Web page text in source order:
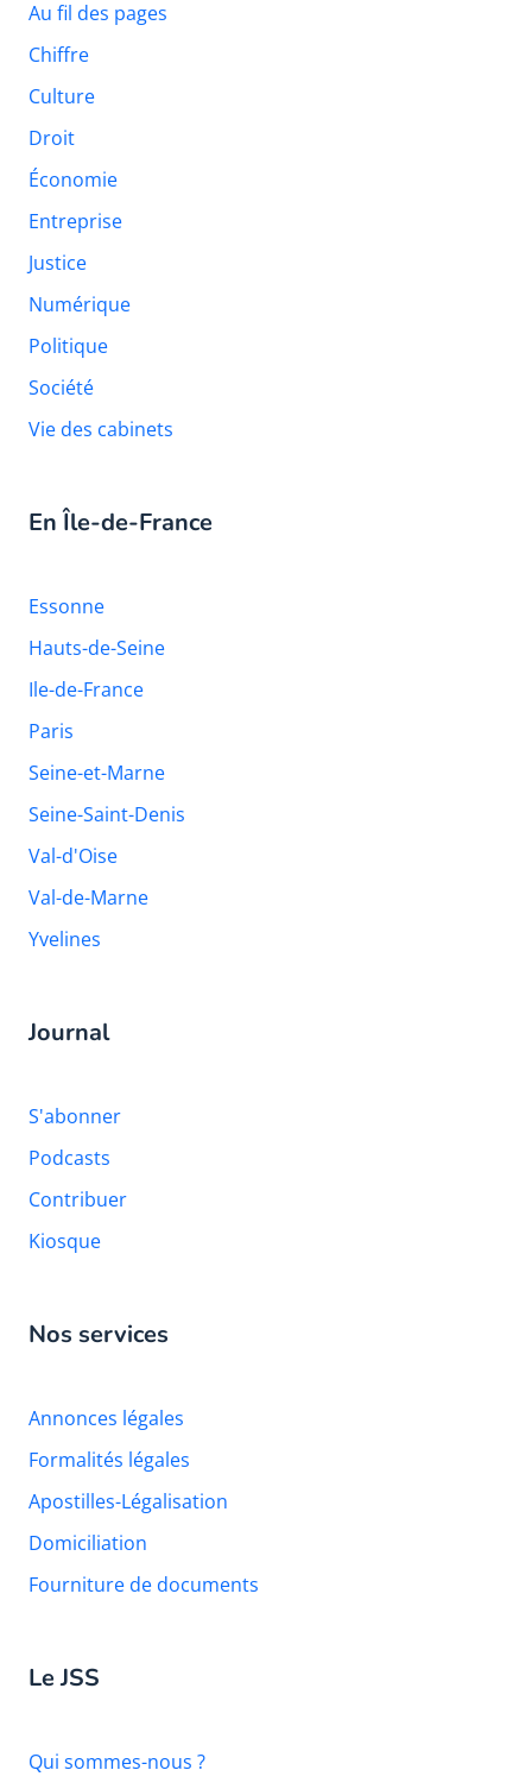
Au fil des pages
Chiffre
Culture
Droit
Économie
Entreprise
Justice
Numérique
Politique
Société
Vie des cabinets
En Île-de-France
Essonne
Hauts-de-Seine
Ile-de-France
Paris
Seine-et-Marne
Seine-Saint-Denis
Val-d'Oise
Val-de-Marne
Yvelines
Journal
S'abonner
Podcasts
Contribuer
Kiosque
Nos services
Annonces légales
Formalités légales
Apostilles-Légalisation
Domiciliation
Fourniture de documents
Le JSS
Qui sommes-nous ?